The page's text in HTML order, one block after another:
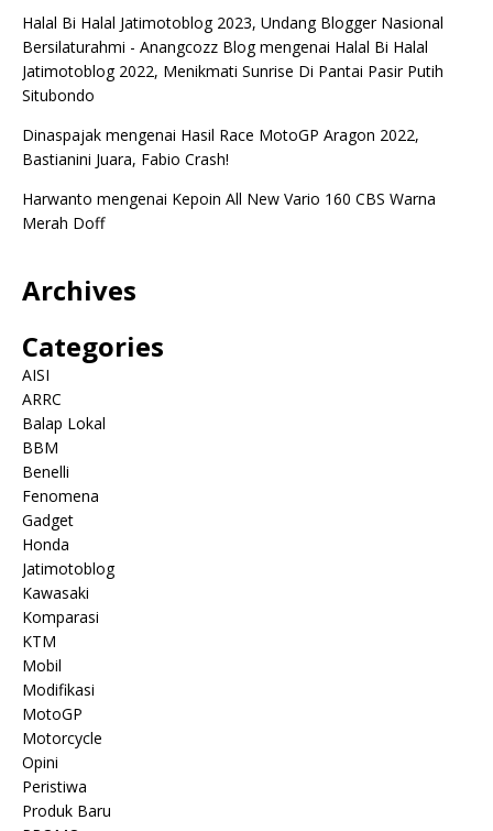
Halal Bi Halal Jatimotoblog 2023, Undang Blogger Nasional
Bersilaturahmi - Anangcozz Blogmengenai Halal Bi Halal
Jatimotoblog 2022, Menikmati Sunrise Di Pantai Pasir Putih
Situbondo
Dinaspajak mengenai Hasil Race MotoGP Aragon 2022,
Bastianini Juara, Fabio Crash!
Harwanto mengenai Kepoin All New Vario 160 CBS Warna
Merah Doff
Archives
Categories
AISI
ARRC
Balap Lokal
BBM
Benelli
Fenomena
Gadget
Honda
Jatimotoblog
Kawasaki
Komparasi
KTM
Mobil
Modifikasi
MotoGP
Motorcycle
Opini
Peristiwa
Produk Baru